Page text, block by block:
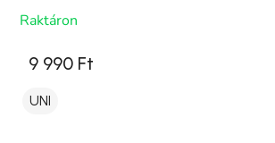
Raktáron
9 990 Ft
UNI